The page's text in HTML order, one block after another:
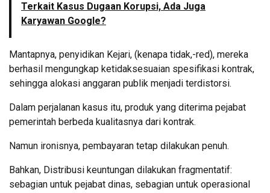
Terkait Kasus Dugaan Korupsi, Ada Juga
Karyawan Google?
Mantapnya, penyidikan Kejari, (kenapa tidak,-red), mereka
berhasil mengungkap ketidaksesuaian spesifikasi kontrak,
sehingga alokasi anggaran publik menjadi terdistorsi.
Dalam perjalanan kasus itu, produk yang diterima pejabat
pemerintah berbeda kualitasnya dari kontrak.
Namun ironisnya, pembayaran tetap dilakukan penuh.
Bahkan, Distribusi keuntungan dilakukan fragmentatif:
sebagian untuk pejabat dinas, sebagian untuk operasional